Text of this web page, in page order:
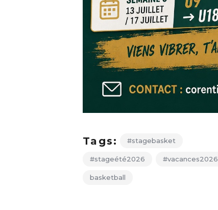
Tags: #stagebasket
#stageété2026 #vacances2026
basketball